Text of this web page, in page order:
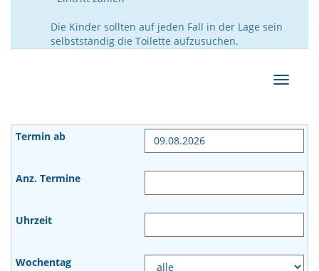
Die Kinder sollten auf jeden Fall in der Lage sein
selbstständig die Toilette aufzusuchen.